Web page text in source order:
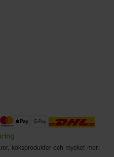
köksprodukter och mycket mer.